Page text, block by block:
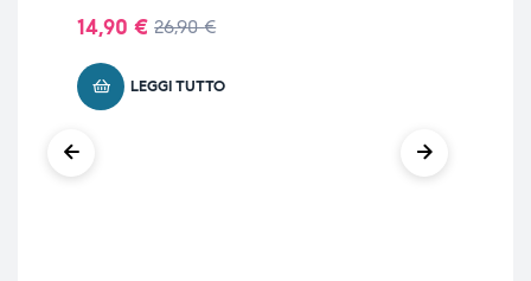
26,90€
14,90 €
LEGGI TUTTO